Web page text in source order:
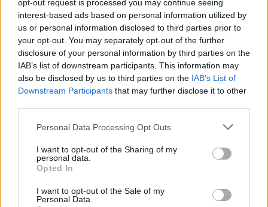
opt-out request is processed you may continue seeing
interest-based ads based on personal information utilized by
us or personal information disclosed to third parties prior to
your opt-out. You may separately opt-out of the further
disclosure of your personal information by third parties on the
IAB’s list of downstream participants. This information may
also be disclosed by us to third parties on the IAB’s List of
Downstream Participants that may further disclose it to other
Please note that this website/app uses one or more Google
not limited to your visit or usage behaviour. You may click to
grant or deny consent to Google and its third-party tags to
use your data for below specified purposes in below Google
consent section.
Personal Data Processing Opt Outs
I want to opt-out of the Sharing of my
personal data.
Opted In
I want to opt-out of the Sale of my
Personal Data.
ΑΣΕΠ: Πιστοποίηση Αγγλικών σε
μόνο 2 ημέρες στα χέρια σας
ΑΣΕΠ: Εξ αποστάσεως η πιο Εύκολη
Πιστοποίηση Υπολογιστών σε 2